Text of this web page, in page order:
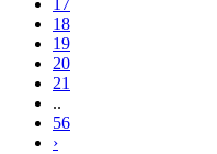
17
18
19
20
21
..
56
›